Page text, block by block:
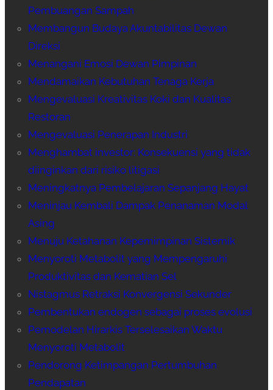
Pembuangan Sampah
Membangun Budaya Akuntabilitas Dewan
Direksi
Menangani Emosi Dewan Pimpinan
Mendamaikan Kebutuhan Tenaga Kerja
Mengevaluasi Kreativitas Koki dan Kualitas
Restoran
Mengevaluasi Penerapan Industri
Menghambat investor: Konsekuensi yang tidak
diinginkan dari risiko litigasi
Meningkatnya Pembelajaran Sepanjang Hayat
Meninjau Kembali Dampak Penanaman Modal
Asing
Menuju Ketahanan Kepemimpinan Sistemik
Menyoroti Metabolit yang Mempengaruhi
Produktivitas dan Kematian Sel
Nistagmus Retraksi Konvergensi Sekunder
Pembentukan endogen sebagai proses evolusi
Pemodelan Hirarkis Terselesaikan Waktu
Menyoroti Metabolit
Pendorong Ketimpangan Pertumbuhan
Pendapatan